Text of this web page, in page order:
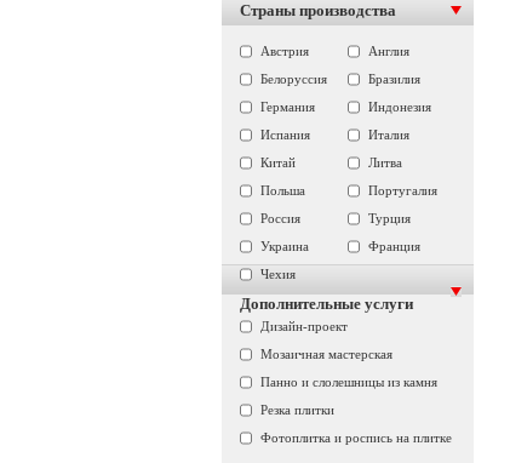
Страны производства
Австрия
Англия
Белоруссия
Бразилия
Германия
Индонезия
Испания
Италия
Китай
Литва
Польша
Португалия
Россия
Турция
Украина
Франция
Чехия
Дополнительные услуги
Дизайн-проект
Мозаичная мастерская
Панно и слолешницы из камня
Резка плитки
Фотоплитка и роспись на плитке